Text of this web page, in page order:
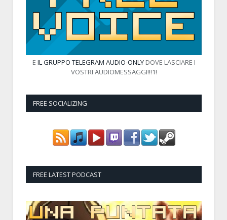
E IL GRUPPO TELEGRAM AUDIO-ONLYDOVE LASCIARE I
VOSTRI AUDIOMESSAGGI!!!1!
FREE SOCIALIZING
FREE LATEST PODCAST
Audio
Player